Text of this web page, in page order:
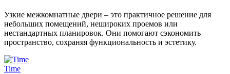
Узкие межкомнатные двери – это практичное решение для
небольших помещений, нешироких проемов или
нестандартных планировок. Они помогают сэкономить
пространство, сохраняя функциональность и эстетику.
Time